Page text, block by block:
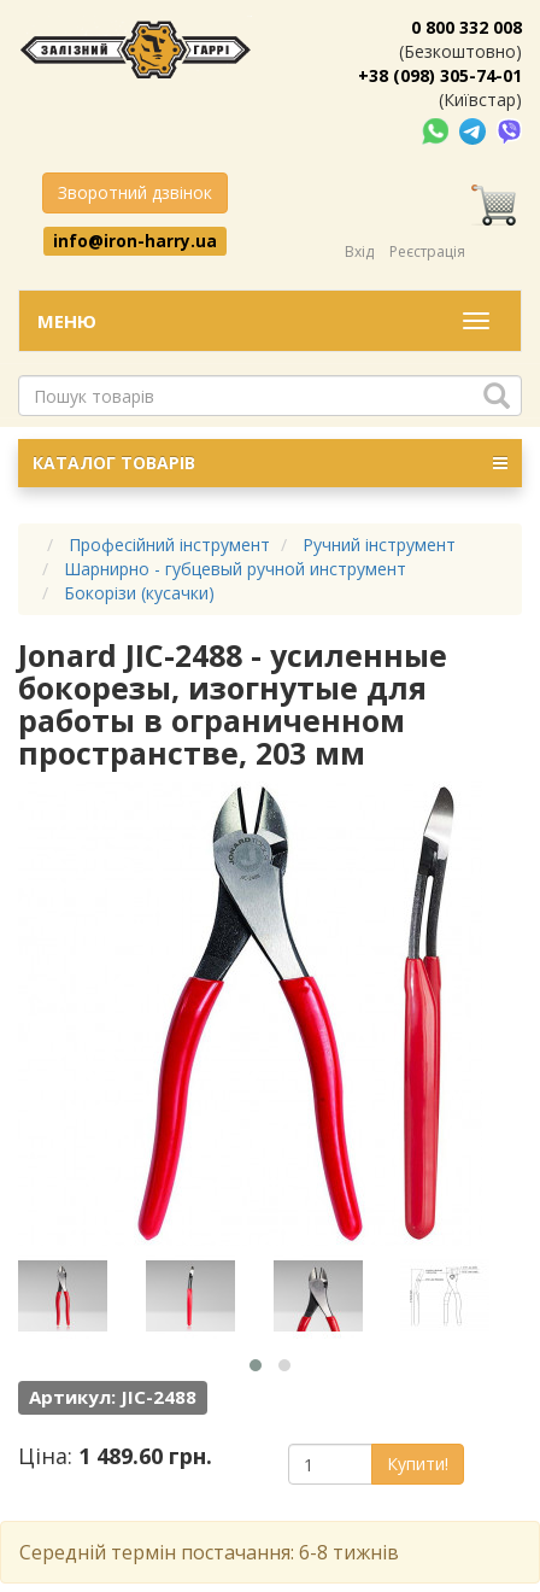
0 800 332 008
(Безкоштовно)
+38 (098) 305-74-01
(Київстар)
Зворотний дзвінок
info@iron-harry.ua
Вхід Реєстрація
Меню
МЕНЮ
КАТАЛОГ ТОВАРІВ
Професійний інструмент
Ручний інструмент
Шарнирно - губцевый ручной инструмент
Бокорізи (кусачки)
Jonard JIC-2488 - усиленные
бокорезы, изогнутые для
работы в ограниченном
пространстве, 203 мм
Артикул: JIC-2488
Ціна: 1 489.60 грн. Купити!
Середній термін постачання: 6-8 тижнів